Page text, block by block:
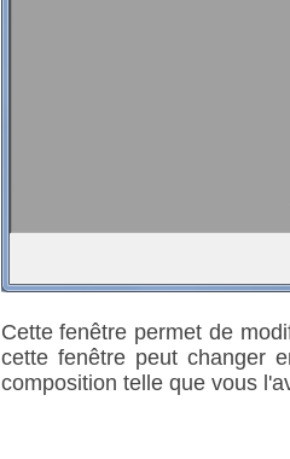
Cette fenêtre permet de
cette fenêtre peut changer
composition telle que vous